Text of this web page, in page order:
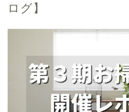
ログ】